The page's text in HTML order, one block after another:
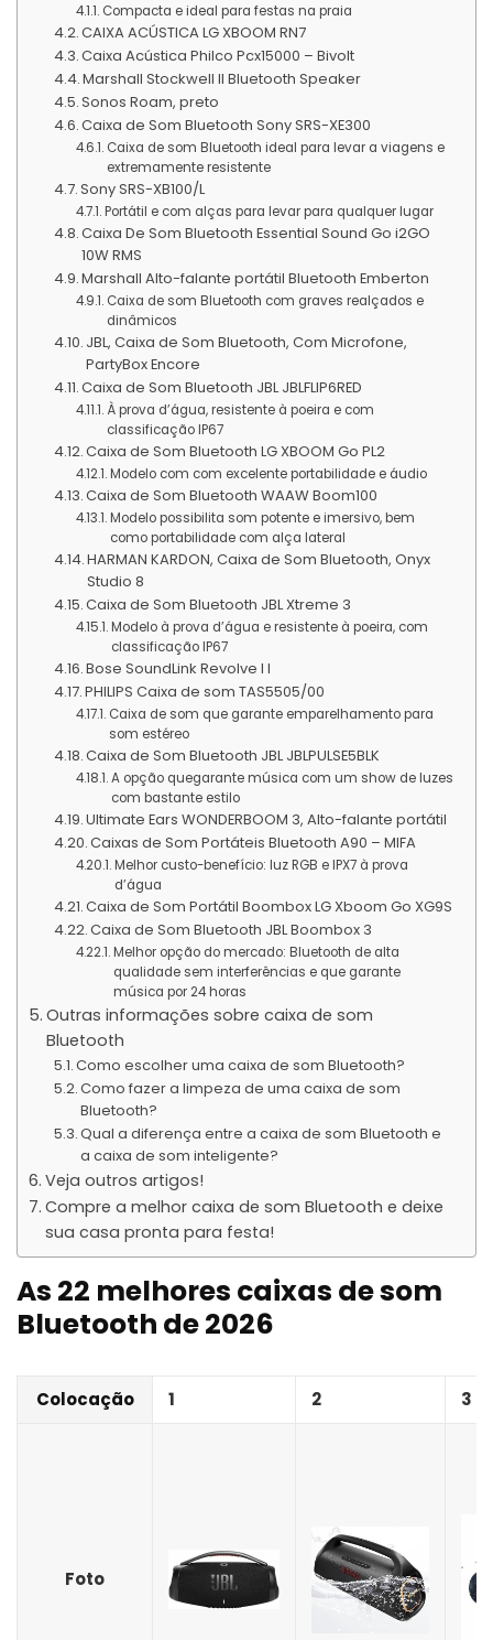
Compacta e ideal para festas na praia
CAIXA ACÚSTICA LG XBOOM RN7
Caixa Acústica Philco Pcx15000 – Bivolt
Marshall Stockwell II Bluetooth Speaker
Sonos Roam, preto
Caixa de Som Bluetooth Sony SRS-XE300
Caixa de som Bluetooth ideal para levar a viagens e
extremamente resistente
Sony SRS-XB100/L
Portátil e com alças para levar para qualquer lugar
Caixa De Som Bluetooth Essential Sound Go i2GO
10W RMS
Marshall Alto-falante portátil Bluetooth Emberton
Caixa de som Bluetooth com graves realçados e
dinâmicos
JBL, Caixa de Som Bluetooth, Com Microfone,
PartyBox Encore
Caixa de Som Bluetooth JBL JBLFLIP6RED
À prova d’água, resistente à poeira e com
classificação IP67
Caixa de Som Bluetooth LG XBOOM Go PL2
Modelo com com excelente portabilidade e áudio
Caixa de Som Bluetooth WAAW Boom100
Modelo possibilita som potente e imersivo, bem
como portabilidade com alça lateral
HARMAN KARDON, Caixa de Som Bluetooth, Onyx
Studio 8
Caixa de Som Bluetooth JBL Xtreme 3
Modelo à prova d’água e resistente à poeira, com
classificação IP67
Bose SoundLink Revolve I I
PHILIPS Caixa de som TAS5505/00
Caixa de som que garante emparelhamento para
som estéreo
Caixa de Som Bluetooth JBL JBLPULSE5BLK
A opção quegarante música com um show de luzes
com bastante estilo
Ultimate Ears WONDERBOOM 3, Alto-falante portátil
Caixas de Som Portáteis Bluetooth A90 – MIFA
Melhor custo-benefício: luz RGB e IPX7 à prova
d’água
Caixa de Som Portátil Boombox LG Xboom Go XG9S
Caixa de Som Bluetooth JBL Boombox 3
Melhor opção do mercado: Bluetooth de alta
qualidade sem interferências e que garante
música por 24 horas
Outras informações sobre caixa de som
Bluetooth
Como escolher uma caixa de som Bluetooth?
Como fazer a limpeza de uma caixa de som
Bluetooth?
Qual a diferença entre a caixa de som Bluetooth e
a caixa de som inteligente?
Veja outros artigos!
Compre a melhor caixa de som Bluetooth e deixe
sua casa pronta para festa!
As 22 melhores caixas de som
Bluetooth de 2026
Colocação 1 2 3
Foto